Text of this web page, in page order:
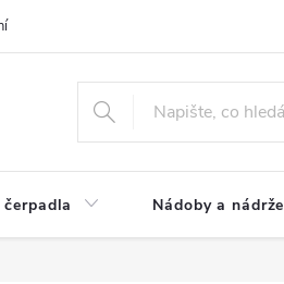
Nádoby a nádrže